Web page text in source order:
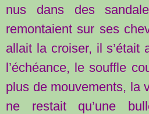
nus dans des
remontaient sur ses
allait la croiser, il s’était
l’échéance, le souffle
plus de mouvements, la
ne restait qu’une